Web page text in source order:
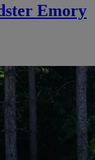
Emory